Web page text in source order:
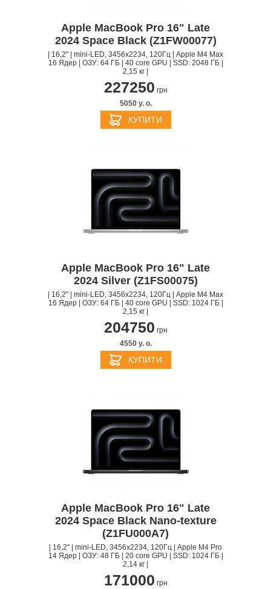
Apple MacBook Pro 16" Late
2024 Space Black (Z1FW00077)
| 16,2" | mini-LED, 3456x2234, 120Гц | Apple M4 Max
16 Ядер | ОЗУ: 64 ГБ | 40 core GPU | SSD: 2048 ГБ |
2,15 кг |
227250 грн
5050 y. о.
КУПИТИ
Apple MacBook Pro 16" Late
2024 Silver (Z1FS00075)
| 16,2" | mini-LED, 3456x2234, 120Гц | Apple M4 Max
16 Ядер | ОЗУ: 64 ГБ | 40 core GPU | SSD: 1024 ГБ |
2,15 кг |
204750 грн
4550 y. о.
КУПИТИ
Apple MacBook Pro 16" Late
2024 Space Black Nano-texture
(Z1FU000A7)
| 16,2" | mini-LED, 3456x2234, 120Гц | Apple M4 Pro
14 Ядер | ОЗУ: 48 ГБ | 20 core GPU | SSD: 1024 ГБ |
2,14 кг |
171000 грн